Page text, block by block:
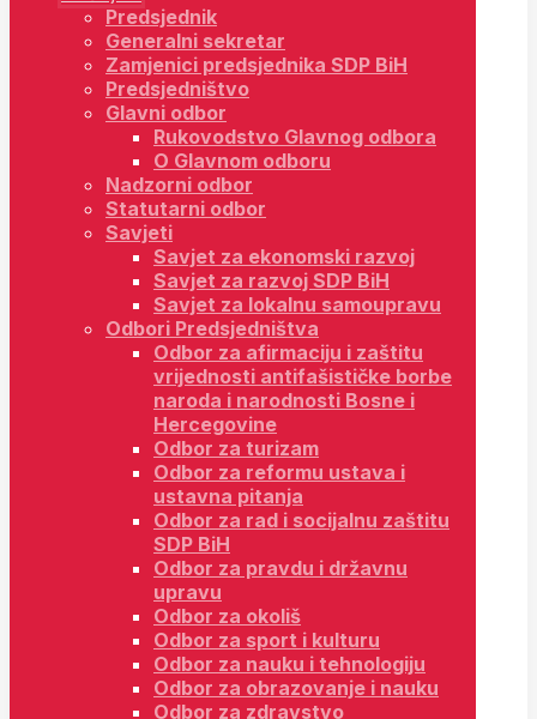
Predsjednik
Generalni sekretar
Zamjenici predsjednika SDP BiH
Predsjedništvo
Glavni odbor
Rukovodstvo Glavnog odbora
O Glavnom odboru
Nadzorni odbor
Statutarni odbor
Savjeti
Savjet za ekonomski razvoj
Savjet za razvoj SDP BiH
Savjet za lokalnu samoupravu
Odbori Predsjedništva
Odbor za afirmaciju i zaštitu
vrijednosti antifašističke borbe
naroda i narodnosti Bosne i
Hercegovine
Odbor za turizam
Odbor za reformu ustava i
ustavna pitanja
Odbor za rad i socijalnu zaštitu
SDP BiH
Odbor za pravdu i državnu
upravu
Odbor za okoliš
Odbor za sport i kulturu
Odbor za nauku i tehnologiju
Odbor za obrazovanje i nauku
Odbor za zdravstvo